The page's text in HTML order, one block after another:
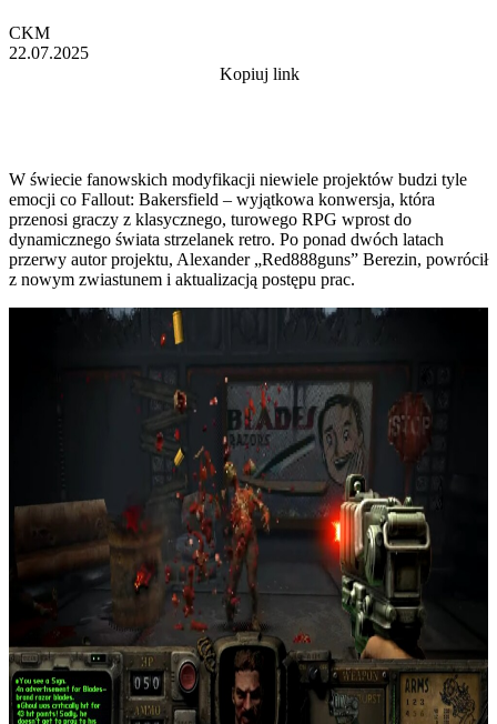
CKM
22.07.2025
Kopiuj link
W świecie fanowskich modyfikacji niewiele projektów budzi tyle
emocji co Fallout: Bakersfield – wyjątkowa konwersja, która
przenosi graczy z klasycznego, turowego RPG wprost do
dynamicznego świata strzelanek retro. Po ponad dwóch latach
przerwy autor projektu, Alexander „Red888guns” Berezin, powrócił
z nowym zwiastunem i aktualizacją postępu prac.